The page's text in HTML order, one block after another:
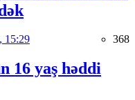
15:29 368
16 yaş həddi